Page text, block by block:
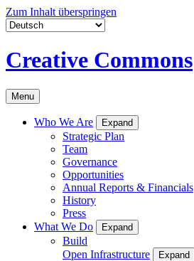
Zum Inhalt überspringen
Creative Commons
Menu
Who We Are Expand
Strategic Plan
Team
Governance
Opportunities
Annual Reports & Financials
History
Press
What We Do
Expand
Build
Open Infrastructure
Expand